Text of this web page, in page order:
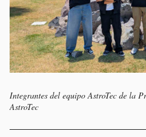
Integrantes del equipo AstroTec de la
AstroTec